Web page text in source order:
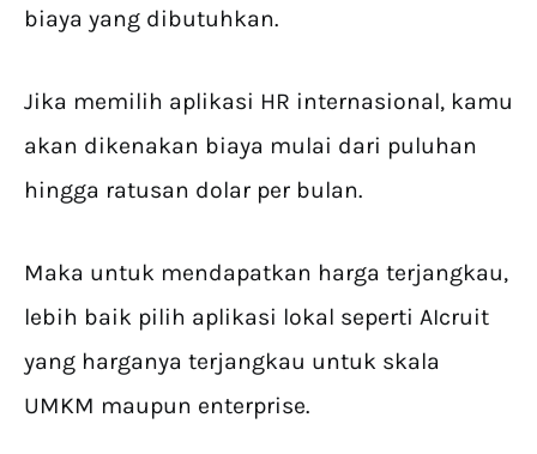
biaya yang dibutuhkan.
Jika memilih aplikasi HR internasional, kamu
akan dikenakan biaya mulai dari puluhan
hingga ratusan dolar per bulan.
Maka untuk mendapatkan harga terjangkau,
lebih baik pilih aplikasi lokal seperti AIcruit
yang harganya terjangkau untuk skala
UMKM maupun enterprise.